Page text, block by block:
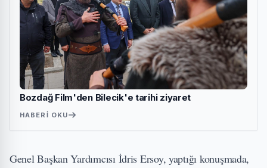
Bozdağ Film'den Bilecik'e tarihi ziyaret
HABERI OKU
Genel Başkan Yardımcısı İdris Ersoy, yaptığı konuşmada,